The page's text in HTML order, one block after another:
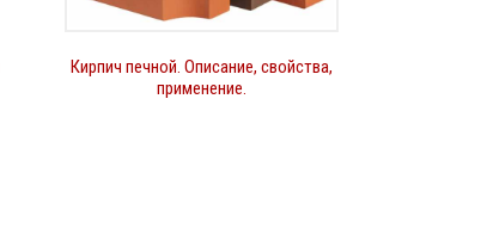
Кирпич печной. Описание, свойства,
применение.